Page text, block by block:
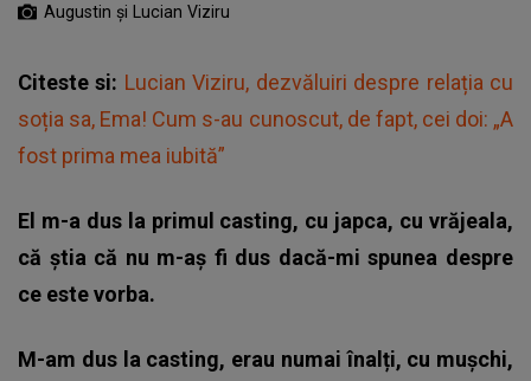
Augustin și Lucian Viziru
Citeste si: Lucian Viziru, dezvăluiri despre relația cu
soția sa, Ema! Cum s-au cunoscut, de fapt, cei doi: „A
fost prima mea iubită”
El m-a dus la primul casting, cu japca, cu vrăjeala,
că știa că nu m-aș fi dus dacă-mi spunea despre
ce este vorba.
M-am dus la casting, erau numai înalți, cu mușchi,